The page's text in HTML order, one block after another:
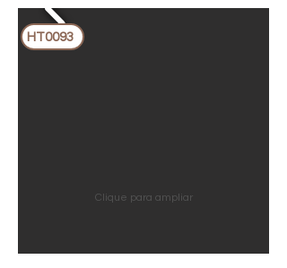
HT0093
Clique para ampliar